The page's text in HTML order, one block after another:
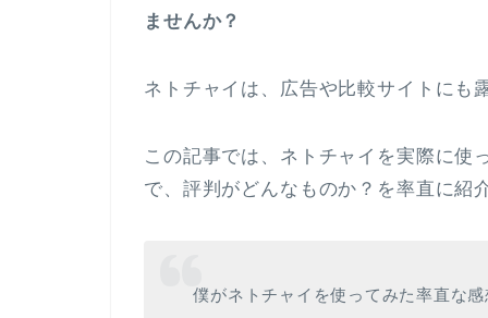
ませんか？
ネトチャイは、広告や比較サイトにも
この記事では、ネトチャイを実際に使
で、評判がどんなものか？を率直に紹
僕がネトチャイを使ってみた率直な